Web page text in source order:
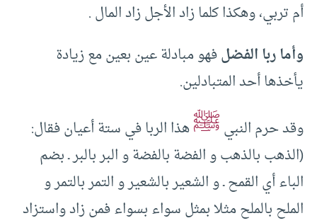
أم تربي، وهكذا كلما زاد الأجل زاد المال .
وأما ربا الفضلفهو مبادلة عين بعين مع زيادة
يأخذها أحد المتبادلين.
وقد حرم النبيﷺهذا الربا في ستة أعيان فقال:
(الذهب بالذهب و الفضة بالفضة و البر بالبر ـ بضم
الباء أي القمح ـ و الشعير بالشعير و التمر بالتمر و
الملح بالملح مثلا بمثل سواء بسواء فمن زاد واستزاد